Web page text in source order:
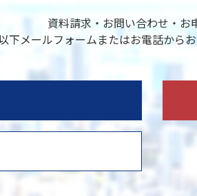
資料請求・お問い合わせ・お
下メールフォームまたはお電話から